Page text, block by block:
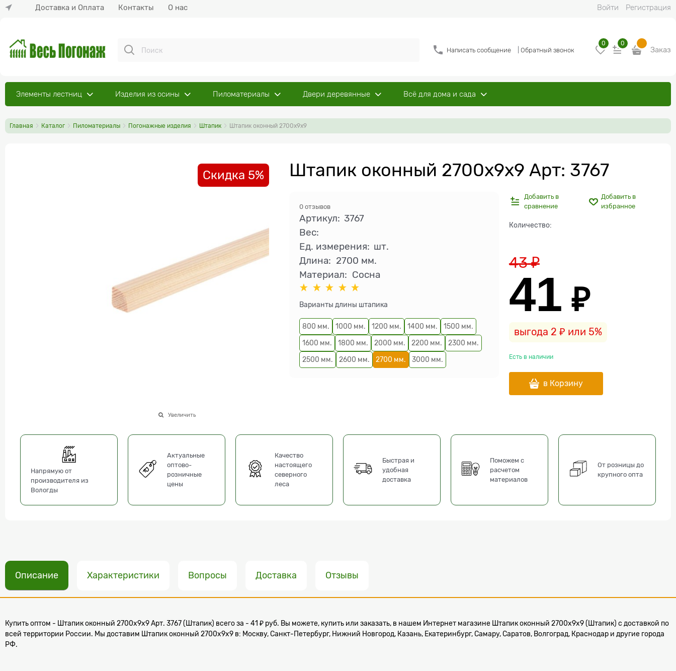
Доставка и Оплата Контакты О нас Войти Регистрация
Написать сообщение Обратный звонок
0 0
Заказ
Элементы лестниц Изделия из осины Пиломатериалы Двери деревянные Всё для дома и сада
Главная Каталог Пиломатериалы Погонажные изделия Штапик Штапик оконный 2700x9x9
Скидка 5%
Увеличить
Штапик оконный 2700x9x9 Арт: 3767
0 отзывов
Артикул: 3767
Вес:
Ед. измерения: шт.
Длина: 2700 мм.
Материал: Сосна
Варианты длины штапика
800 мм. 1000 мм. 1200 мм. 1400 мм. 1500 мм.
1600 мм. 1800 мм. 2000 мм. 2200 мм. 2300 мм.
2500 мм. 2600 мм. 2700 мм. 3000 мм.
Добавить в
сравнение
Добавить в
избранное
Количество:
43 ₽
41 ₽
выгода 2 ₽ или 5%
Есть в наличии
в Корзину
Напрямую от
производителя из
Вологды
Актуальные
оптово-
розничные
цены
Качество
настоящего
северного
леса
Быстрая и
удобная
доставка
Поможем с
расчетом
материалов
От розницы до
крупного опта
Описание Характеристики Вопросы Доставка Отзывы
Купить оптом - Штапик оконный 2700x9x9 Арт. 3767 (Штапик) всего за - 41 ₽ руб. Вы можете, купить или заказать, в нашем Интернет магазине Штапик оконный 2700x9x9 (Штапик) с доставкой по
всей территории России. Мы доставим Штапик оконный 2700x9x9 в: Москву, Санкт-Петербург, Нижний Новгород, Казань, Екатеринбург, Самару, Саратов, Волгоград, Краснодар и другие города
РФ.